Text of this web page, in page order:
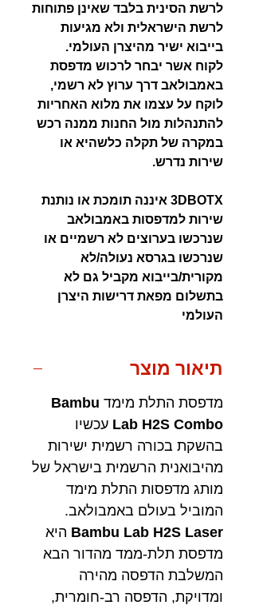
לרשת הסינית בלבד שאינן פתוחות
לרשת הישראלית ולא מגיעות
בייבוא ישיר מהיצרן העולמי.
לקוח אשר יבחר לרכוש מדפסת
באמבולאב דרך ערוץ לא רשמי,
לוקח על עצמו את מלוא האחריות
להתנהלות מול החנות ממנה רכש
במקרה של תקלה כלשהיא או
שירות נדרש.
3DBOTX איננה תומכת או נותנת
שירות למדפסות באמבולאב
שנרכשו בערוצים לא רשמיים או
שנרכשו בגרסא נעולה/לא
מקורית/בייבוא מקביל גם לא
בתשלום מפאת דרישות היצרן
העולמי
תיאור מוצר
מדפסת התלת מימד Bambu
Lab H2S Combo עכשיו
בהשקת בכורה רשמית ישירות
מהיבואנית הרשמית בישראל של
מותג מדפסות התלת מימד
המוביל בעולם באמבולאב.
Bambu Lab H2S Laser היא
מדפסת תלת-ממד מהדור הבא
המשלבת הדפסה מהירה
ומדויקת, הדפסה רב-חומרית,